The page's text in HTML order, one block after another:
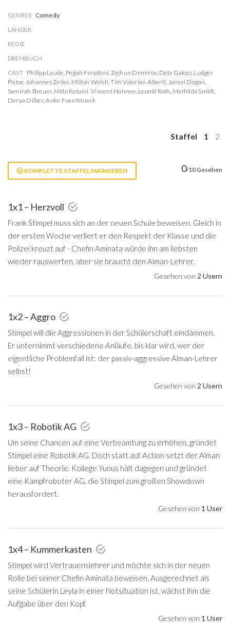
GENRES Comedy
LÄNDER
REGIE
DREHBUCH
CAST Philipp Laude, Pegah Ferydoni, Zejhun Demirov, Dela Gakpo, Ludger
Pistor, Johannes Zeiler, Milton Welsh,Tim Valerian Alberti, Jansel Dogan,
Samirah Breuer, Mido Kotaini,Vincent Hahnen, Leonid Roth, Mathilda Smidt,
Derya Dilber,Anke Fuenfstueck
Staffel 1 2
KOMPLETTE STAFFEL MARKIEREN 0/10 Gesehen
1x1 – Herzvoll
Frank Stimpel muss sich an der neuen Schule beweisen. Gleich in
der ersten Woche verliert er den Respekt der Klasse und die
Polizei kreuzt auf - Chefin Aminata würde ihn am liebsten
wieder rauswerfen, aber sie braucht den Alman-Lehrer.
Gesehen von 2 Usern
1x2 – Aggro
Stimpel will die Aggressionen in der Schülerschaft eindämmen.
Er unternimmt verschiedene Anläufe, bis klar wird, wer der
eigentliche Problemfall ist: der passiv-aggressive Alman-Lehrer
selbst!
Gesehen von 2 Usern
1x3 – Robotik AG
Um seine Chancen auf eine Verbeamtung zu erhöhen, gründet
Stimpel eine Robotik AG. Doch statt auf Action setzt der Alman
lieber auf Theorie. Kollege Yunus hält dagegen und gründet
eine Kampfroboter AG, die Stimpel zum großen Showdown
herausfordert.
Gesehen von 1 User
1x4 – Kummerkasten
Stimpel wird Vertrauenslehrer und möchte sich in der neuen
Rolle bei seiner Chefin Aminata beweisen. Ausgerechnet als
seine Schülerin Leyla in einer Notsituation ist, wächst ihm die
Aufgabe über den Kopf.
Gesehen von 1 User